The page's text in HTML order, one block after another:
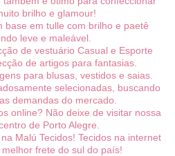
brilho e glamour!
base em tulle com brilho e paetê
leve e maleável.
de vestuário Casual e Esporte
de artigos para fantasias.
para blusas, vestidos e saias.
selecionadas, buscando
demandas do mercado.
online? Não deixe de visitar nossa
de Porto Alegre.
Malú Tecidos! Tecidos na internet
frete do sul do país!